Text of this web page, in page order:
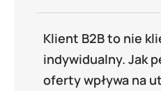
Klient B2B to nie
indywidualny. Jak
oferty wpływa na